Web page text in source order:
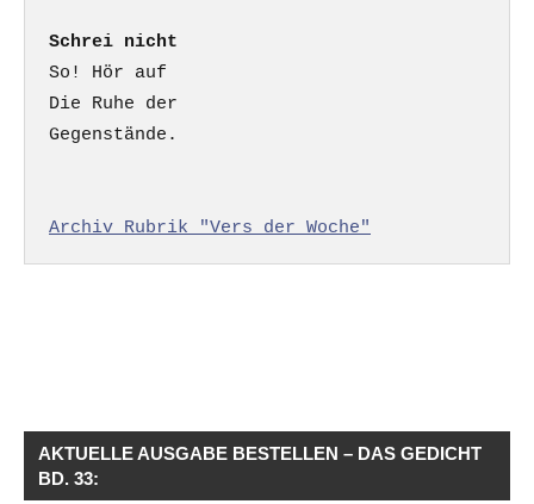
Schrei nicht
So! Hör auf
Die Ruhe der
Gegenstände.
Archiv Rubrik "Vers der Woche"
AKTUELLE AUSGABE BESTELLEN – DAS GEDICHT
BD. 33: